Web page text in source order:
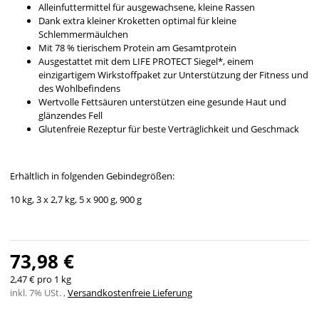
Alleinfuttermittel für ausgewachsene, kleine Rassen
Dank extra kleiner Kroketten optimal für kleine
Schlemmermäulchen
Mit 78 % tierischem Protein am Gesamtprotein
Ausgestattet mit dem LIFE PROTECT Siegel*, einem
einzigartigem Wirkstoffpaket zur Unterstützung der Fitness und
des Wohlbefindens
Wertvolle Fettsäuren unterstützen eine gesunde Haut und
glänzendes Fell
Glutenfreie Rezeptur für beste Verträglichkeit und Geschmack
Erhältlich in folgenden Gebindegrößen:
10 kg, 3 x 2,7 kg, 5 x 900 g, 900 g
73,98 €
2,47 € pro 1 kg
inkl. 7% USt. ,Versandkostenfreie Lieferung